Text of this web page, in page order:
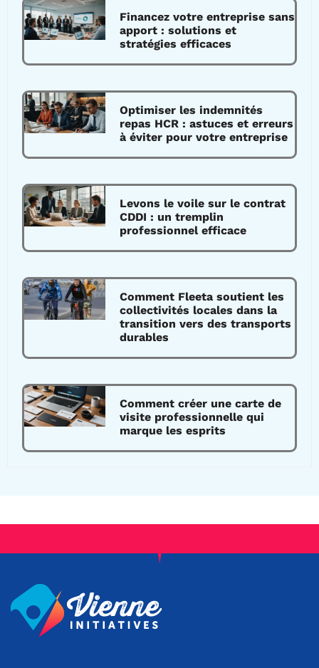
Financez votre entreprise sans
apport : solutions et
stratégies efficaces
Optimiser les indemnités
repas HCR : astuces et erreurs
à éviter pour votre entreprise
Levons le voile sur le contrat
CDDI : un tremplin
professionnel efficace
Comment Fleeta soutient les
collectivités locales dans la
transition vers des transports
durables
Comment créer une carte de
visite professionnelle qui
marque les esprits